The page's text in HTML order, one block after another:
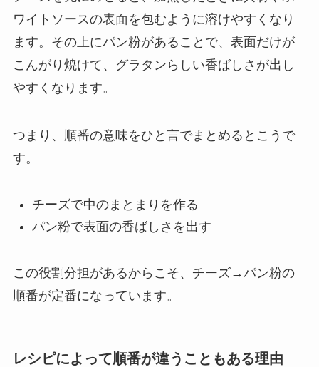
ワイトソースの表面を包むように溶けやすくなり
ます。その上にパン粉があることで、表面だけが
こんがり焼けて、グラタンらしい香ばしさが出し
やすくなります。
つまり、順番の意味をひと言でまとめるとこうで
す。
チーズで中のまとまりを作る
パン粉で表面の香ばしさを出す
この役割分担があるからこそ、チーズ→パン粉の
順番が定番になっています。
レシピによって順番が違うこともある理由